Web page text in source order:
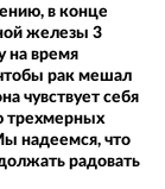
в конце
железы 3
на время
рак мешал
чувствует себя
трехмерных
надеемся, что
радовать